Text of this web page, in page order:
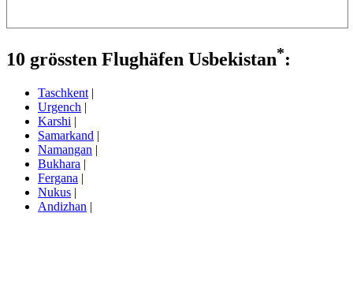
10 grössten Flughäfen Usbekistan*:
Taschkent |
Urgench |
Karshi |
Samarkand |
Namangan |
Bukhara |
Fergana |
Nukus |
Andizhan |